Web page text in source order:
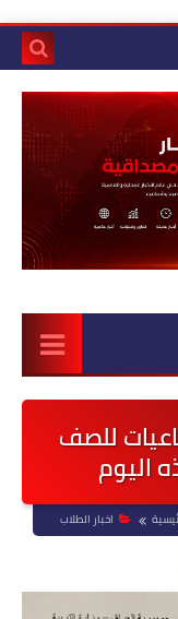
للصف
اليوم
اخبار الطلاب